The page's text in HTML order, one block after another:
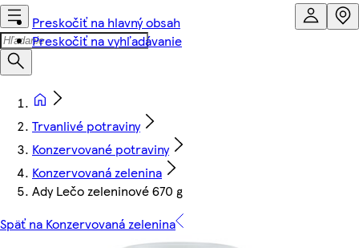
Preskočiť na hlavný obsah
Preskočiť na vyhľadávanie
Trvanlivé potraviny
Konzervované potraviny
Konzervovaná zelenina
Ady Lečo zeleninové 670 g
Späť na Konzervovaná zelenina